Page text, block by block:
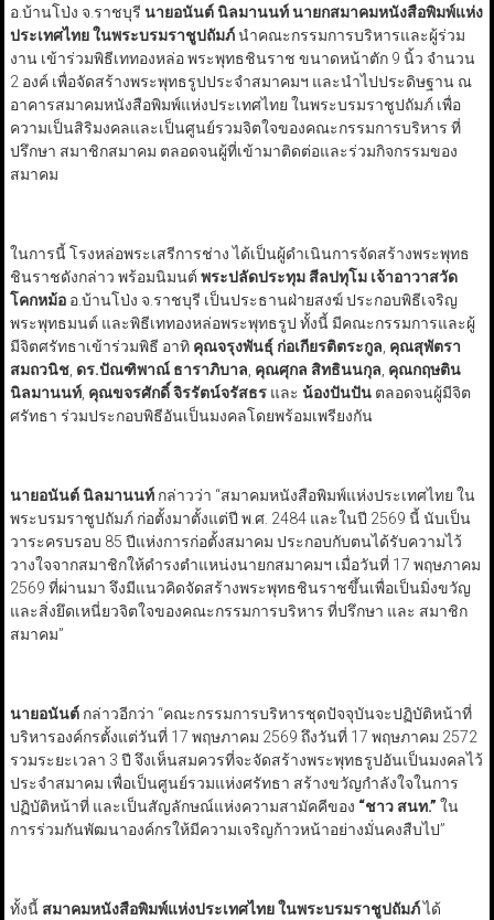
อ.บ้านโป่ง จ.ราชบุรี นายอนันต์ นิลมานนท์ นายกสมาคมหนังสือพิมพ์แห่ง
ประเทศไทย ในพระบรมราชูปถัมภ์นำคณะกรรมการบริหารและผู้ร่วม
งาน เข้าร่วมพิธีเททองหล่อ พระพุทธชินราช ขนาดหน้าตัก 9 นิ้ว จำนวน
2 องค์ เพื่อจัดสร้างพระพุทธรูปประจำสมาคมฯ และนำไปประดิษฐาน ณ
อาคารสมาคมหนังสือพิมพ์แห่งประเทศไทย ในพระบรมราชูปถัมภ์ เพื่อ
ความเป็นสิริมงคลและเป็นศูนย์รวมจิตใจของคณะกรรมการบริหาร ที่
ปรึกษา สมาชิกสมาคม ตลอดจนผู้ที่เข้ามาติดต่อและร่วมกิจกรรมของ
สมาคม
ในการนี้ โรงหล่อพระเสรีการช่าง ได้เป็นผู้ดำเนินการจัดสร้างพระพุทธ
ชินราชดังกล่าว พร้อมนิมนต์ พระปลัดประทุม สีลปทุโม เจ้าอาวาสวัด
โคกหม้ออ.บ้านโป่ง จ.ราชบุรี เป็นประธานฝ่ายสงฆ์ ประกอบพิธีเจริญ
พระพุทธมนต์ และพิธีเททองหล่อพระพุทธรูป ทั้งนี้ มีคณะกรรมการและผู้
มีจิตศรัทธาเข้าร่วมพิธี อาทิ คุณจรุงพันธุ์ ก่อเกียรติตระกูล, คุณสุพัตรา
สมถวนิช, ดร.ปัณฑิพาณ์ ธาราภิบาล, คุณศุกล สิทธินนกุล, คุณกฤษติน
นิลมานนท์, คุณขจรศักดิ์ จิรรัตน์จรัสธรและ น้องปันปันตลอดจนผู้มีจิต
ศรัทธา ร่วมประกอบพิธีอันเป็นมงคลโดยพร้อมเพรียงกัน
นายอนันต์ นิลมานนท์กล่าวว่า “สมาคมหนังสือพิมพ์แห่งประเทศไทย ใน
พระบรมราชูปถัมภ์ ก่อตั้งมาตั้งแต่ปี พ.ศ. 2484 และในปี 2569 นี้ นับเป็น
วาระครบรอบ 85 ปีแห่งการก่อตั้งสมาคม ประกอบกับตนได้รับความไว้
วางใจจากสมาชิกให้ดำรงตำแหน่งนายกสมาคมฯ เมื่อวันที่ 17 พฤษภาคม
2569 ที่ผ่านมา จึงมีแนวคิดจัดสร้างพระพุทธชินราชขึ้นเพื่อเป็นมิ่งขวัญ
และสิ่งยึดเหนี่ยวจิตใจของคณะกรรมการบริหาร ที่ปรึกษา และ สมาชิก
สมาคม”
นายอนันต์กล่าวอีกว่า “คณะกรรมการบริหารชุดปัจจุบันจะปฏิบัติหน้าที่
บริหารองค์กรตั้งแต่วันที่ 17 พฤษภาคม 2569 ถึงวันที่ 17 พฤษภาคม 2572
รวมระยะเวลา 3 ปี จึงเห็นสมควรที่จะจัดสร้างพระพุทธรูปอันเป็นมงคลไว้
ประจำสมาคม เพื่อเป็นศูนย์รวมแห่งศรัทธา สร้างขวัญกำลังใจในการ
ปฏิบัติหน้าที่ และเป็นสัญลักษณ์แห่งความสามัคคีของ “ชาว สนท.” ใน
การร่วมกันพัฒนาองค์กรให้มีความเจริญก้าวหน้าอย่างมั่นคงสืบไป”
ทั้งนี้ สมาคมหนังสือพิมพ์แห่งประเทศไทย ในพระบรมราชูปถัมภ์ได้